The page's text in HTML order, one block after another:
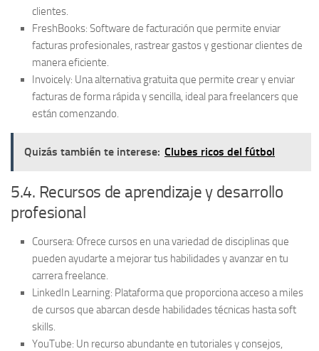
clientes.
FreshBooks: Software de facturación que permite enviar
facturas profesionales, rastrear gastos y gestionar clientes de
manera eficiente.
Invoicely: Una alternativa gratuita que permite crear y enviar
facturas de forma rápida y sencilla, ideal para freelancers que
están comenzando.
Quizás también te interese: Clubes ricos del fútbol
5.4. Recursos de aprendizaje y desarrollo
profesional
Coursera: Ofrece cursos en una variedad de disciplinas que
pueden ayudarte a mejorar tus habilidades y avanzar en tu
carrera freelance.
LinkedIn Learning: Plataforma que proporciona acceso a miles
de cursos que abarcan desde habilidades técnicas hasta soft
skills.
YouTube: Un recurso abundante en tutoriales y consejos,